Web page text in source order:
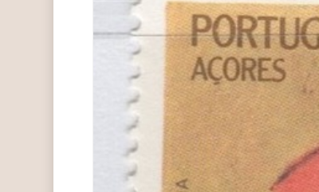
Hit enter to search or ESC to close